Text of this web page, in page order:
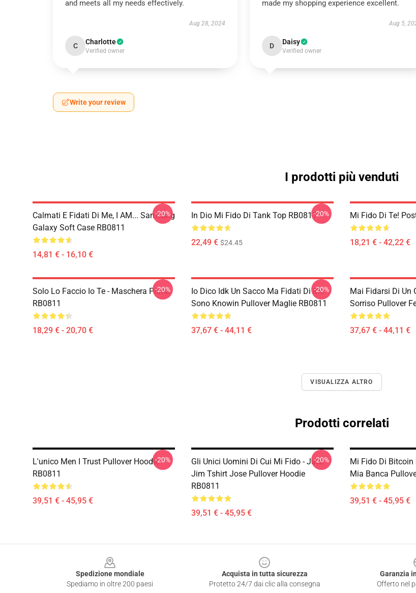
and meets all my needs effectively.
Aug 28, 2024
C Charlotte
Verified owner
made my shopping experience excellent.
Aug 5,
D Daisy
Verified owner
Write your review
I prodotti più venduti
Calmati E Fidati Di Me, I AM... Samsung
Galaxy Soft Case RB0811
14,81 € - 16,10 €
-20% In Dio Mi Fido Di Tank Top RB0811
22,49 € $24.45
-20% Mi Fido Di Te!
18,21 € - 42,22 €
Solo Lo Faccio Io Te - Maschera Piana
RB0811
18,29 € - 20,70 €
-20%
Io Dico Idk Un Sacco Ma Fidati Di Me
Sono Knowin Pullover Maglie RB0811
37,67 € - 44,11 €
-20%
Mai Fidarsi Di Un
Sorriso Pullover
37,67 € - 44,11 €
VISUALIZZA ALTRO
Prodotti correlati
L'unico Men I Trust Pullover Hoodie
RB0811
39,51 € - 45,95 €
-20%
Gli Unici Uomini Di Cui Mi Fido - Jack
Jim Tshirt Jose Pullover Hoodie
RB0811
39,51 € - 45,95 €
-20%
Mi Fido Di Bitcoin
Mia Banca
39,51 € - 45,95 €
Spedizione mondiale
Spediamo in oltre 200 paesi
Acquista in tutta sicurezza
Protetto 24/7 dai clic alla consegna
Garanzia
Offerto nel